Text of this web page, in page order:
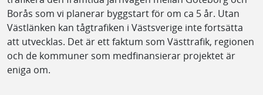
Borås som vi planerar byggstart för om ca 5 år. Utan
Västlänken kan tågtrafiken i Västsverige inte fortsätta
att utvecklas. Det är ett faktum som Västtrafik, regionen
och de kommuner som medfinansierar projektet är
eniga om.